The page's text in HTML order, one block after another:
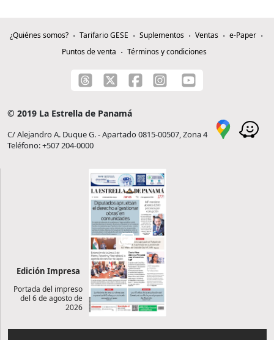
¿Quiénes somos? Tarifario GESE Suplementos Ventas
e-Paper
Puntos de venta
Términos y condiciones
© 2019 La Estrella de Panamá
C/ Alejandro A. Duque G. - Apartado 0815-00507, Zona 4
Teléfono: +507 204-0000
Edición Impresa
Portada del impreso
del 6 de agosto de
2026